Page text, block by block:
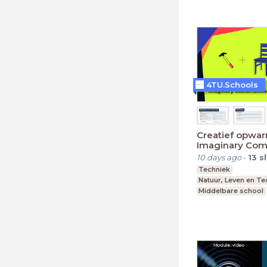
Creatief
Imaginary
10 days ago- 13
Techniek
Natuur, Leven en
Middelbare school
4TU.Schools